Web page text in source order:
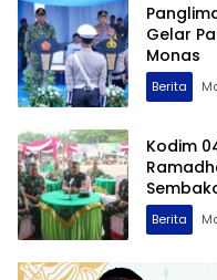
Gelar
Monas
Berita
Kodim
Berita